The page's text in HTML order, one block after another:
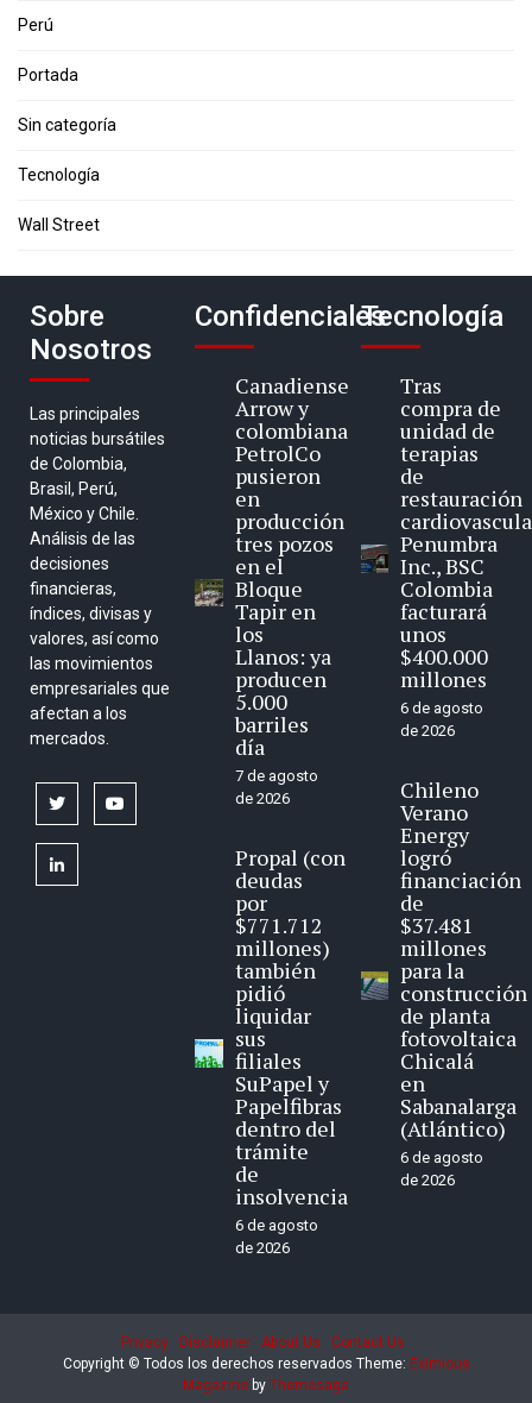
Perú
Portada
Sin categoría
Tecnología
Wall Street
Sobre
Nosotros
Las principales
noticias bursátiles
de Colombia,
Brasil, Perú,
México y Chile.
Análisis de las
decisiones
financieras,
índices, divisas y
valores, así como
las movimientos
empresariales que
afectan a los
mercados.
twitter
linkedin
Confidenciales
Canadiense
Arrow y
colombiana
PetrolCo
pusieron
en
producción
tres pozos
en el
Bloque
Tapir en
los
Llanos: ya
producen
5.000
barriles
día
7 de agosto
de 2026
Propal (con
deudas
por
$771.712
millones)
también
pidió
liquidar
sus
filiales
SuPapel y
Papelfibras
dentro del
trámite
de
insolvencia
6 de agosto
de 2026
Tecnología
Tras
compra de
unidad de
terapias
de
restauración
Penumbra
Inc., BSC
Colombia
facturará
unos
$400.000
millones
6 de agosto
de 2026
Chileno
Verano
Energy
logró
financiación
de
$37.481
millones
para la
construcción
de planta
fotovoltaica
Chicalá
en
Sabanalarga
(Atlántico)
6 de agosto
de 2026
Privacy Disclaimer About Us
Contact Us
Copyright © Todos los derechos reservados Theme: Eximious
Magazine by Themesaga